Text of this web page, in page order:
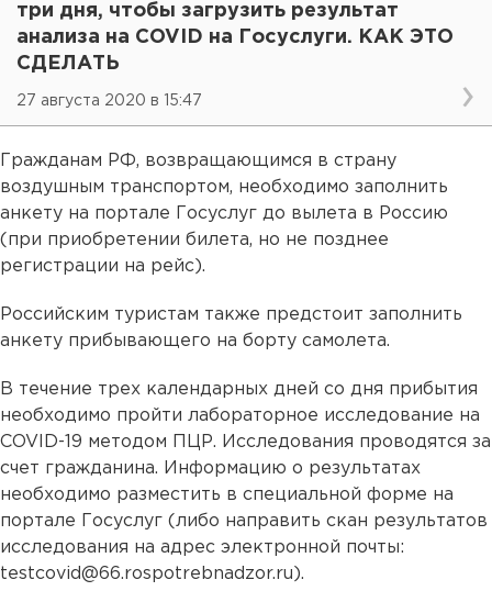
три дня, чтобы загрузить результат
анализа на COVID на Госуслуги. КАК ЭТО
СДЕЛАТЬ
27 августа 2020 в 15:47
Гражданам РФ, возвращающимся в страну
воздушным транспортом, необходимо заполнить
анкету на портале Госуслуг до вылета в Россию
(при приобретении билета, но не позднее
регистрации на рейс).
Российским туристам также предстоит заполнить
анкету прибывающего на борту самолета.
В течение трех календарных дней со дня прибытия
необходимо пройти лабораторное исследование на
COVID-19 методом ПЦР. Исследования проводятся за
счет гражданина. Информацию о результатах
необходимо разместить в специальной форме на
портале Госуслуг (либо направить скан результатов
исследования на адрес электронной почты:
testcovid@66.rospotrebnadzor.ru).